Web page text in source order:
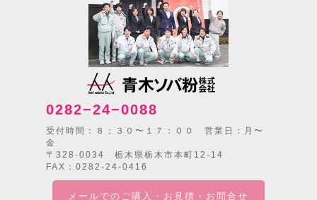
0282−24−0088
受付時間：８：３０〜１７：００ 営業日：月〜
金
〒328-0034 栃木県栃木市本町12-14
FAX：0282-24-0416
メールでのご購入・お見積・お問合せ